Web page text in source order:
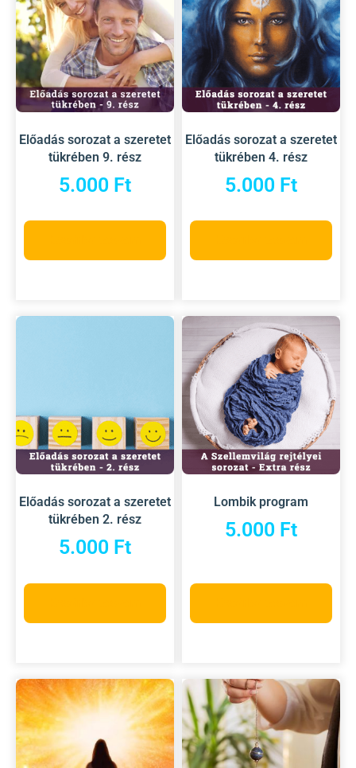
Előadás sorozat a szeretet
tükrében 9. rész
5.000 Ft
Előadás sorozat a szeretet
tükrében 4. rész
5.000 Ft
Előadás sorozat a szeretet
tükrében 2. rész
5.000 Ft
Lombik program
5.000 Ft